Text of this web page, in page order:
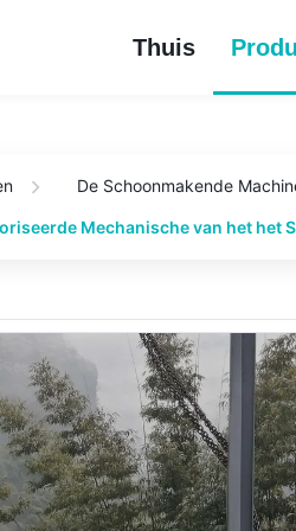
Thuis
De Schoonmakende
Mechanische van het het